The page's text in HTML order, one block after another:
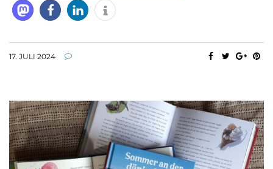
17. JULI 2024